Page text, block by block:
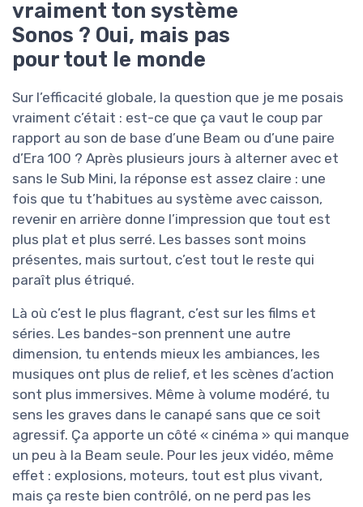
vraiment ton système
Sonos ? Oui, mais pas
pour tout le monde
Sur l’efficacité globale, la question que je me posais
vraiment c’était : est-ce que ça vaut le coup par
rapport au son de base d’une Beam ou d’une paire
d’Era 100 ? Après plusieurs jours à alterner avec et
sans le Sub Mini, la réponse est assez claire : une
fois que tu t’habitues au système avec caisson,
revenir en arrière donne l’impression que tout est
plus plat et plus serré. Les basses sont moins
présentes, mais surtout, c’est tout le reste qui
paraît plus étriqué.
Là où c’est le plus flagrant, c’est sur les films et
séries. Les bandes-son prennent une autre
dimension, tu entends mieux les ambiances, les
musiques ont plus de relief, et les scènes d’action
sont plus immersives. Même à volume modéré, tu
sens les graves dans le canapé sans que ce soit
agressif. Ça apporte un côté « cinéma » qui manque
un peu à la Beam seule. Pour les jeux vidéo, même
effet : explosions, moteurs, tout est plus vivant,
mais ça reste bien contrôlé, on ne perd pas les